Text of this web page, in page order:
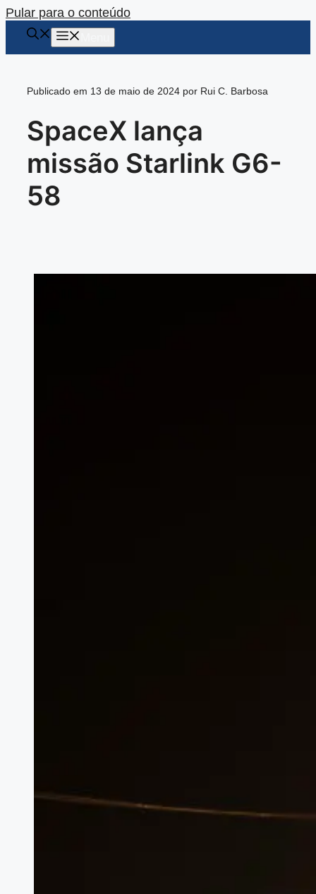
Pular para o conteúdo
Publicado em 13 de maio de 2024 por Rui C. Barbosa
SpaceX lança
missão Starlink G6-
58